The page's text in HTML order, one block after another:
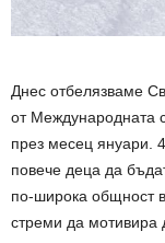
Днес отбелязваме
от Международната
през месец януари.
повече деца да
по-широка общност
стреми да мотивира